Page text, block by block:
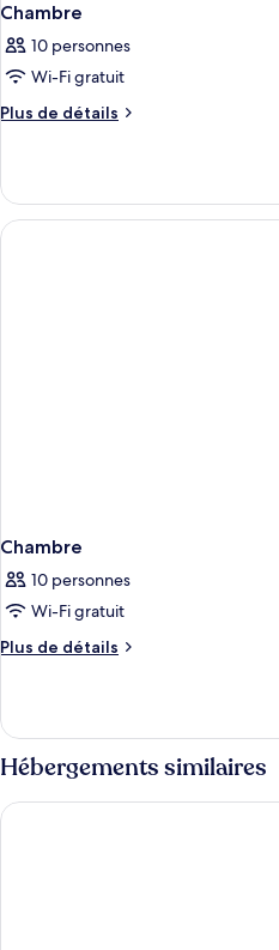
Chambre
10 personnes
Wi-Fi gratuit
Plus de détails
Plus
le
type
de
Chambre
10 personnes
Wi-Fi gratuit
Plus de détails
Plus
le
type
de
chambre
Chambre
Hébergements similaires
Ala Moana Hotel by Mantra